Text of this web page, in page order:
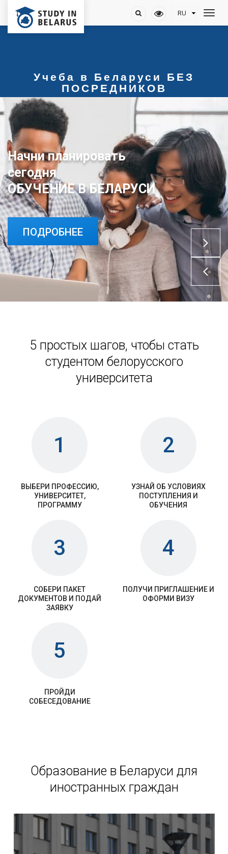
Учеба в Беларуси БЕЗ
ПОСРЕДНИКОВ
Начни планировать
сегодня
ОБУЧЕНИЕ В БЕЛАРУСИ
ПОДРОБНЕЕ
5 простых шагов, чтобы стать
студентом белорусского
университета
1
ВЫБЕРИ ПРОФЕССИЮ,
УНИВЕРСИТЕТ,
ПРОГРАММУ
2
УЗНАЙ ОБ УСЛОВИЯХ
ПОСТУПЛЕНИЯ И
ОБУЧЕНИЯ
3
СОБЕРИ ПАКЕТ
ДОКУМЕНТОВ И ПОДАЙ
ЗАЯВКУ
4
ПОЛУЧИ ПРИГЛАШЕНИЕ И
ОФОРМИ ВИЗУ
5
ПРОЙДИ
СОБЕСЕДОВАНИЕ
Образование в Беларуси для
иностранных граждан